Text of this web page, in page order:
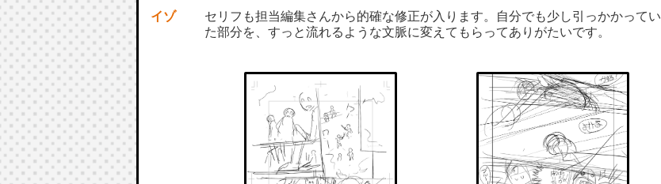
イゾ
セリフも担当編集さんから的確な修正が入ります。自分でも少し引っかかってい
た部分を、すっと流れるような文脈に変えてもらってありがたいです。